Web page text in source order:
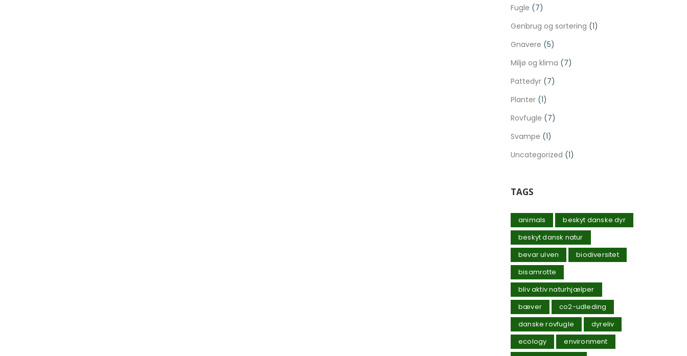
Fugle (7)
Genbrug og sortering (1)
Gnavere (5)
Miljø og klima (7)
Pattedyr (7)
Planter (1)
Rovfugle (7)
Svampe (1)
Uncategorized (1)
TAGS
animals
beskyt danske dyr
beskyt dansk natur
bevar ulven
biodiversitet
bisamrotte
bliv aktiv naturhjælper
bæver
co2-udleding
danske rovfugle
dyreliv
ecology
environment